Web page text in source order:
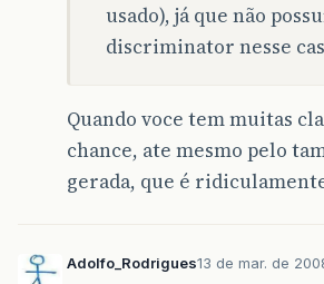
usado), já que não
discriminator nesse
Quando voce tem muitas
chance, ate mesmo pelo
gerada, que é
Adolfo_Rodrigues13 de mar. de